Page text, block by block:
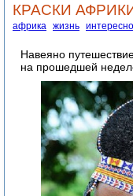
КРАСКИ
африка жизнь
Навеяно
на прошедшей